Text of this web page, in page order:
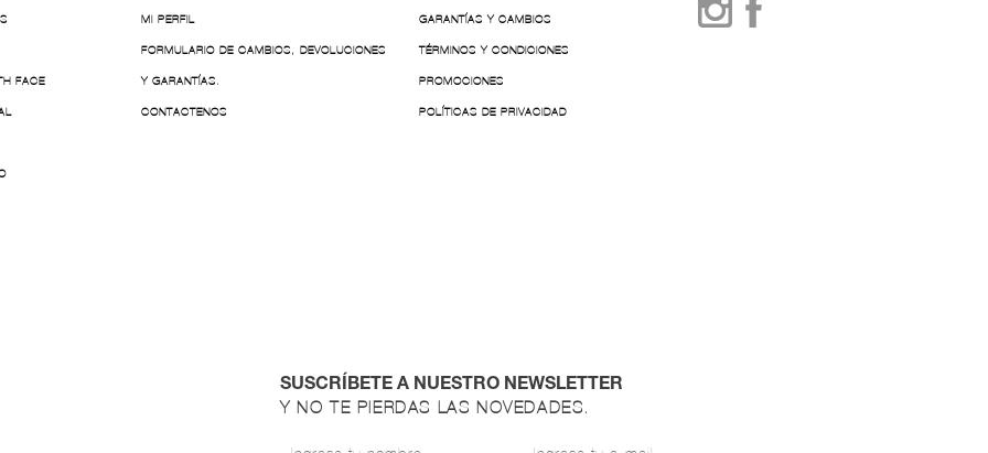
FACE
MI PERFIL
FORMULARIO DE CAMBIOS, DEVOLUCIONES
Y GARANTÍAS.
CONTACTENOS
GARANTÍAS Y CAMBIOS
TÉRMINOS Y CONDICIONES
PROMOCIONES
POLÍTICAS DE PRIVACIDAD
SUSCRÍBETE A NUESTRO NEWSLETTER
Y NO TE PIERDAS LAS NOVEDADES.